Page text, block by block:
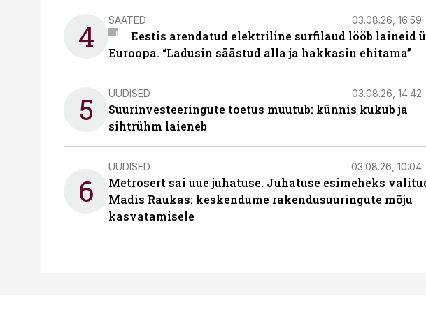
4 SAATED 03.08.26, 16:59
Eestis arendatud elektriline surfilaud lööb laineid
Euroopa. “Ladusin säästud alla ja hakkasin ehitama”
5 UUDISED 03.08.26, 14:42
Suurinvesteeringute toetus muutub: künnis kukub ja
sihtrühm laieneb
6
UUDISED 03.08.26, 10:04
Metrosert sai uue juhatuse. Juhatuse esimeheks
Madis Raukas: keskendume rakendusuuringute mõju
kasvatamisele